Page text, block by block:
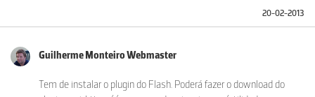
20-02-2013
Guilherme Monteiro Webmaster
Tem de instalar o plugin do Flash. Poderá fazer o download do